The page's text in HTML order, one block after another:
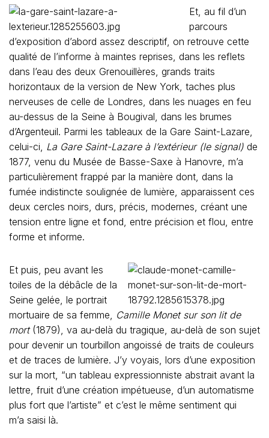
Et, au fil d’un
parcours
d’exposition d’abord assez descriptif, on retrouve cette
qualité de l’informe à maintes reprises, dans les reflets
dans l’eau des deux Grenouillères, grands traits
horizontaux de la version de New York, taches plus
nerveuses de celle de Londres, dans les nuages en feu
au-dessus de la Seine à Bougival, dans les brumes
d’Argenteuil. Parmi les tableaux de la Gare Saint-Lazare,
celui-ci, La Gare Saint-Lazare à l’extérieur (le signal) de
1877, venu du Musée de Basse-Saxe à Hanovre, m’a
particulièrement frappé par la manière dont, dans la
fumée indistincte soulignée de lumière, apparaissent ces
deux cercles noirs, durs, précis, modernes, créant une
tension entre ligne et fond, entre précision et flou, entre
forme et informe.
Et puis, peu avant les
toiles de la débâcle de la
Seine gelée, le portrait
mortuaire de sa femme, Camille Monet sur son lit de
mort(1879), va au-delà du tragique, au-delà de son sujet
pour devenir un tourbillon angoissé de traits de couleurs
et de traces de lumière. J’y voyais, lors d’une exposition
sur la mort, “un tableau expressionniste abstrait avant la
lettre, fruit d’une création impétueuse, d’un automatisme
plus fort que l’artiste” et c’est le même sentiment qui
m’a saisi là.